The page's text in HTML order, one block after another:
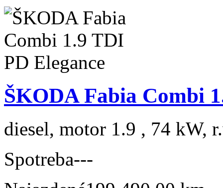
ŠKODA Fabia Combi
diesel, motor 1.9 , 74 kW,
Spotreba---